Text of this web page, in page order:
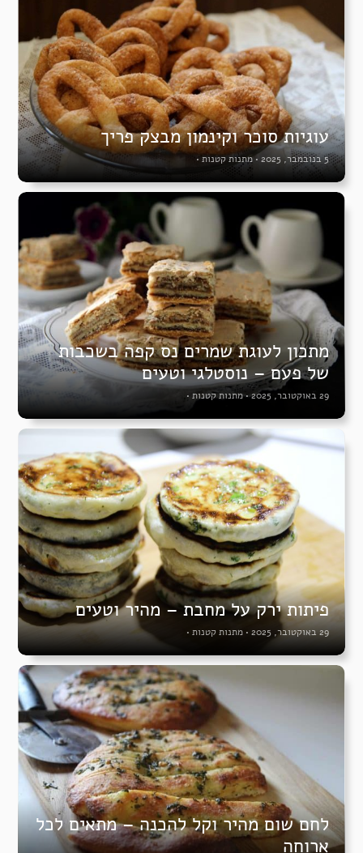
עוגיות סוכר וקינמון מבצק פריך
5 בנובמבר, 2025 •מתנות קטנות •
מתכון לעוגת שמרים נס קפה בשכבות
של פעם – נוסטלגי וטעים
29 באוקטובר, 2025 •מתנות קטנות •
פיתות ירק על מחבת – מהיר וטעים
29 באוקטובר, 2025 • מתנות קטנות •
לחם שום מהיר וקל להכנה – מתאים לכל
ארוחה